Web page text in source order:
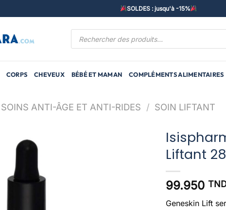
SOLDES : jusqu'à -15%
Recherche
CORPS CHEVEUX BÉBÉ ET MAMAN COMPLÉMENTS ALIMENTAIRES
SOINS ANTI-ÂGE ET ANTI-RIDES / SOIN LIFTANT
Liftant
99.950
Geneskin Lift